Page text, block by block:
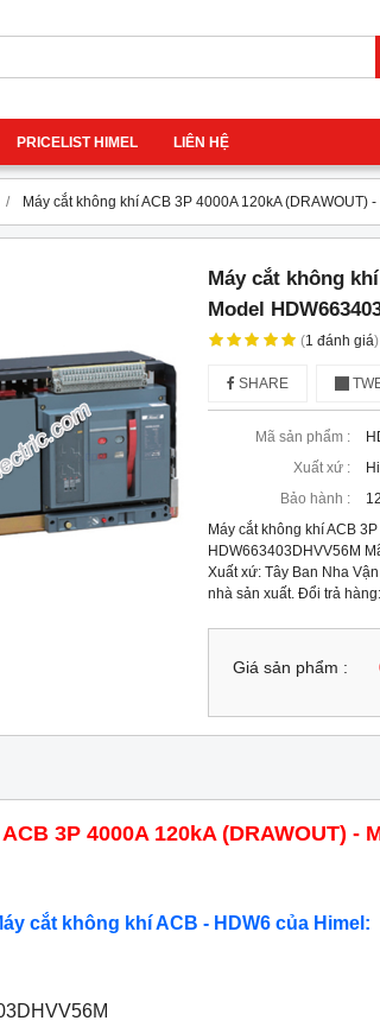
PRICELIST HIMEL LIÊN HỆ
Máy cắt không khí ACB 3P 4000A 120kA (DRAWOUT)
Máy cắt không
Model
(1đánh giá)
SHARE
Mã sản phẩm :
Xuất xứ :
Bảo hành :
Máy cắt không khí ACB
HDW663403DHVV56M
Xuất xứ: Tây Ban Nha
nhà sản xuất. Đổi trả
Giá sản phẩm :
3P 4000A 120kA (DRAWOUT) -
cắt không khí ACB - HDW6 của Himel: